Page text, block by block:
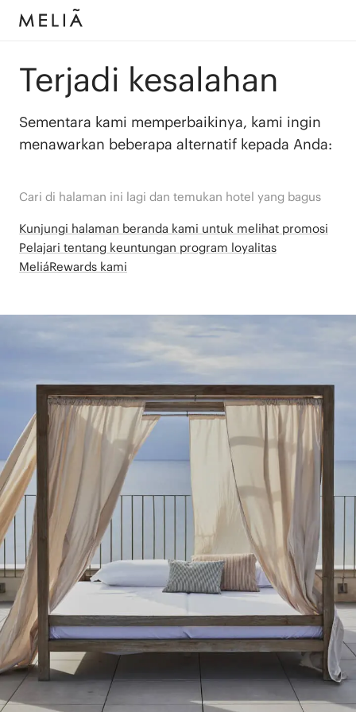
Terjadi kesalahan
Sementara kami memperbaikinya, kami ingin
menawarkan beberapa alternatif kepada Anda:
Cari di halaman ini lagi dan temukan hotel yang bagus
Kunjungi halaman beranda kami untuk melihat promosi
Pelajari tentang keuntungan program loyalitas
MeliáRewards kami